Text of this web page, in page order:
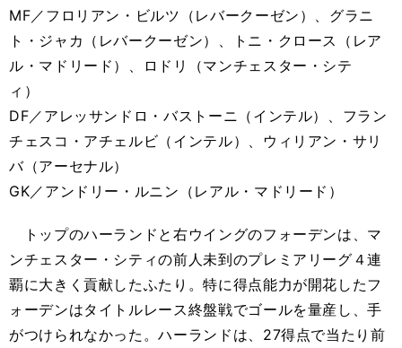
MF／フロリアン・ビルツ（レバークーゼン）、グラニ
ト・ジャカ（レバークーゼン）、トニ・クロース（レア
ル・マドリード）、ロドリ（マンチェスター・シテ
ィ）
DF／アレッサンドロ・バストーニ（インテル）、フラン
チェスコ・アチェルビ（インテル）、ウィリアン・サリ
バ（アーセナル）
GK／アンドリー・ルニン（レアル・マドリード）
トップのハーランドと右ウイングのフォーデンは、マ
ンチェスター・シティの前人未到のプレミアリーグ４連
覇に大きく貢献したふたり。特に得点能力が開花したフ
ォーデンはタイトルレース終盤戦でゴールを量産し、手
がつけられなかった。ハーランドは、27得点で当たり前